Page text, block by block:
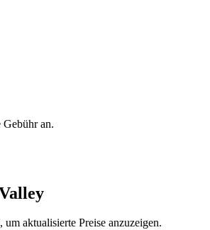
an.
aktualisierte Preise anzuzeigen.